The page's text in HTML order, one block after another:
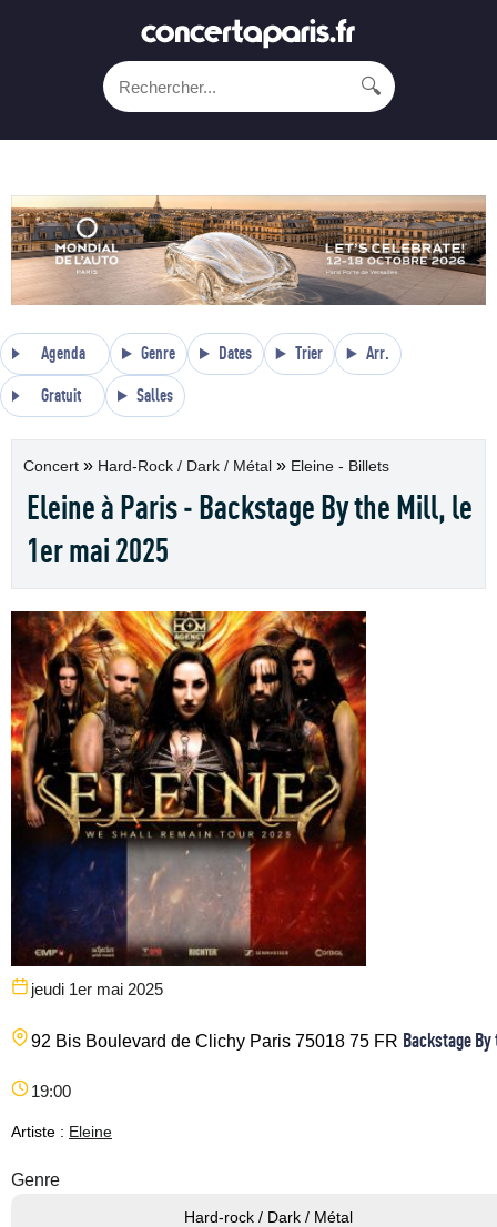
🔍
Agenda Genre Dates Trier Arr.
Gratuit Salles
Concert » Hard-Rock / Dark / Métal » Eleine - Billets
Eleine à Paris - Backstage By the Mill, le
1er mai 2025
jeudi 1er mai 2025
92 Bis Boulevard de Clichy Paris 75018 75 FR Backstage
19:00
Artiste : Eleine
Genre
Hard-rock / Dark / Métal